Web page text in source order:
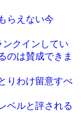
らえない今
ンクインしてい
のは賛成できま
りわけ留意すべ
ベルと評される